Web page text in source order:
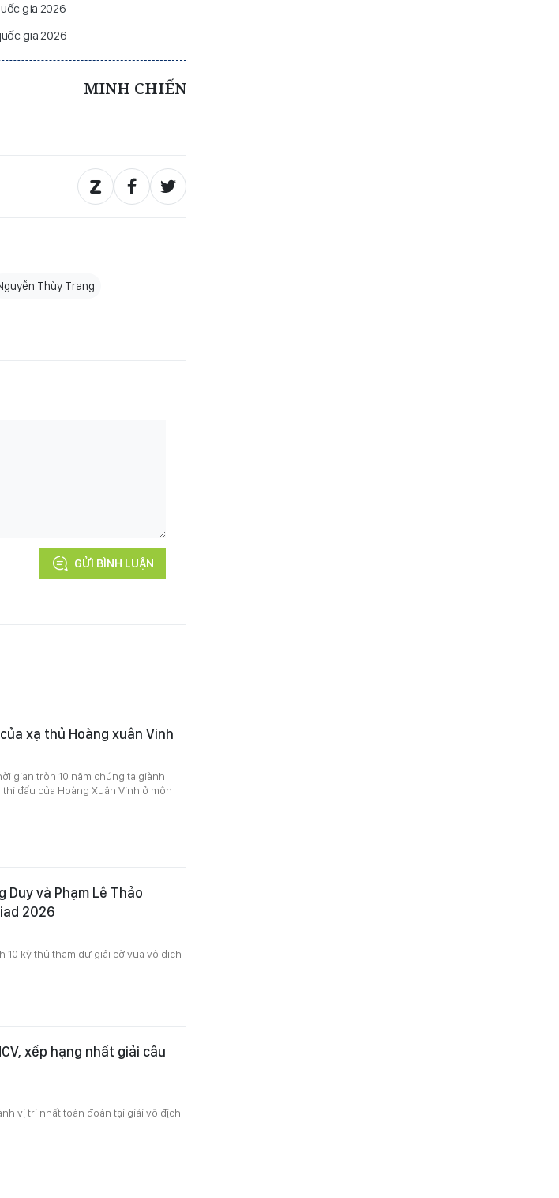
gia 2026
gia 2026
MINH CHIẾN
Thùy Trang
GỬI BÌNH LUẬN
xạ thủ Hoàng xuân Vinh
gian tròn 10 năm chúng ta giành
đấu của Hoàng Xuân Vinh ở môn
Duy và Phạm Lê Thảo
2026
10 kỳ thủ tham dự giải cờ vua vô địch
xếp hạng nhất giải câu
vị trí nhất toàn đoàn tại giải vô địch